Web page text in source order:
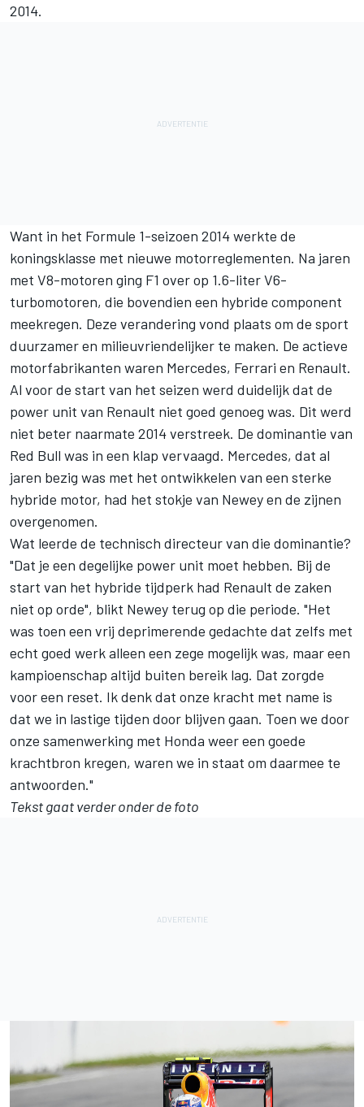
2014.
Want in het Formule 1-seizoen 2014 werkte de
koningsklasse met nieuwe motorreglementen. Na jaren
met V8-motoren ging F1 over op 1.6-liter V6-
turbomotoren, die bovendien een hybride component
meekregen. Deze verandering vond plaats om de sport
duurzamer en milieuvriendelijker te maken. De actieve
motorfabrikanten waren Mercedes, Ferrari en Renault.
Al voor de start van het seizen werd duidelijk dat de
power unit van Renault niet goed genoeg was. Dit werd
niet beter naarmate 2014 verstreek. De dominantie van
Red Bull was in een klap vervaagd. Mercedes, dat al
jaren bezig was met het ontwikkelen van een sterke
hybride motor, had het stokje van Newey en de zijnen
overgenomen.
Wat leerde de technisch directeur van die dominantie?
"Dat je een degelijke power unit moet hebben. Bij de
start van het hybride tijdperk had Renault de zaken
niet op orde", blikt Newey terug op die periode. "Het
was toen een vrij deprimerende gedachte dat zelfs met
echt goed werk alleen een zege mogelijk was, maar een
kampioenschap altijd buiten bereik lag. Dat zorgde
voor een reset. Ik denk dat onze kracht met name is
dat we in lastige tijden door blijven gaan. Toen we door
onze samenwerking met Honda weer een goede
krachtbron kregen, waren we in staat om daarmee te
antwoorden."
Tekst gaat verder onder de foto